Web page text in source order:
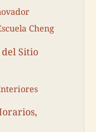
Cheng
Sitio